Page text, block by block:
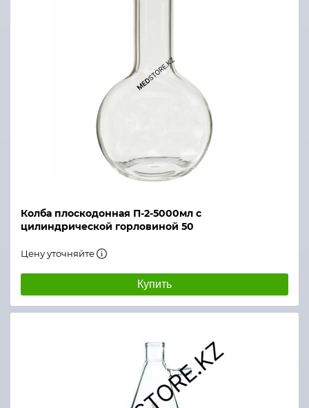
Колба плоскодонная П-2-5000мл с
цилиндрической горловиной 50
Цену уточняйте
Купить